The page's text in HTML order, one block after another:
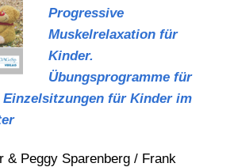
Progressive
Muskelrelaxation für
Kinder.
Übungsprogramme für
Einzelsitzungen für Kinder im
& Peggy Sparenberg / Frank